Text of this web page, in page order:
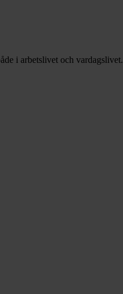
i arbetslivet och vardagslivet.